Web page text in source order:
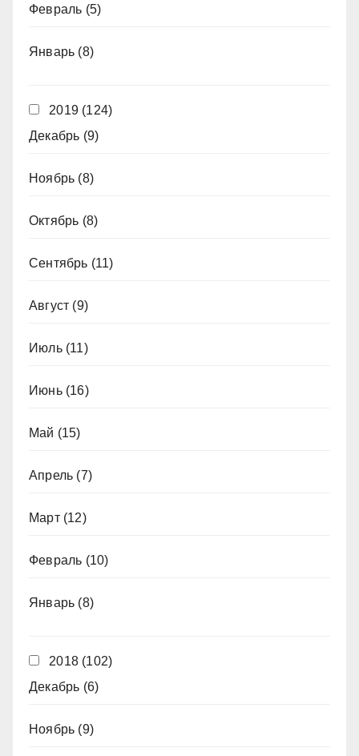
Февраль (5)
Январь (8)
2019 (124)
Декабрь (9)
Ноябрь (8)
Октябрь (8)
Сентябрь (11)
Август (9)
Июль(11)
Июнь(16)
Май (15)
Апрель (7)
Март(12)
Февраль (10)
Январь (8)
2018 (102)
Декабрь (6)
Ноябрь (9)